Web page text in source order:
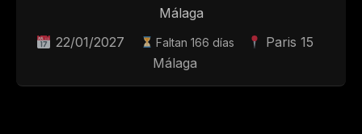
Málaga
22/01/2027
Faltan 166 días
Paris 15
Málaga